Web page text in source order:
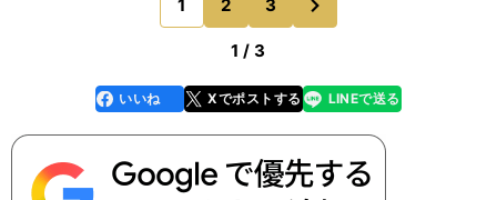
ば、３チームほどを
1 2 3
1 / 3
faceboo
k
いいね Xでポストする
line LINEで送る